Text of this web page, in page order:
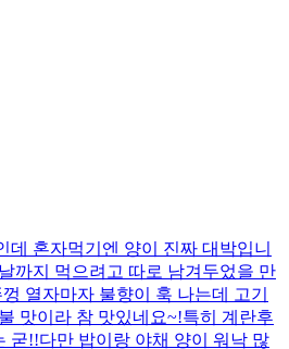
데 혼자먹기엔 양이 진짜 대박입니
까지 먹으려고 따로 남겨두었을 만
열자마자 불향이 훅 나는데 고기
맛이라 참 맛있네요~!특히 계란후
굳!! ​다만 밥이랑 야채 양이 워낙 많